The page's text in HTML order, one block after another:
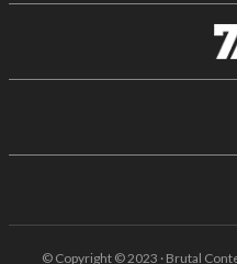
© Copyright © 2023 · Brutal